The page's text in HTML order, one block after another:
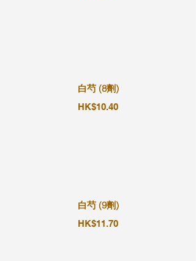
白芍 (8劑)
HK$10.40
白芍 (9劑)
HK$11.70